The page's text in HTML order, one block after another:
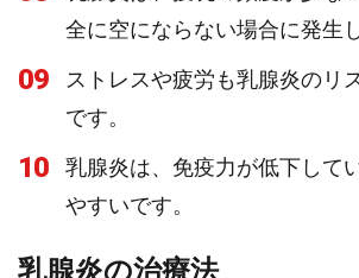
全に空にならない場合に発生
09
ストレスや疲労も乳腺炎のリ
です。
10
乳腺炎は、免疫力が低下して
やすいです。
乳腺炎の治療法